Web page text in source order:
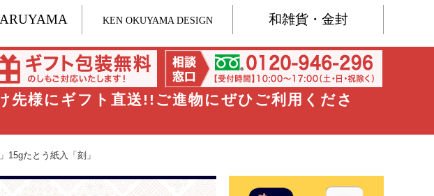
KEN OKUYAMA DESIGN 和雑貨・金封
様にギフト直送!!ご進物にぜひご利用くださ
15gたとう紙入「刻」